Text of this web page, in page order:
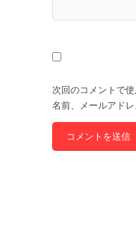
次回のコメントで
名前、メールアドレ